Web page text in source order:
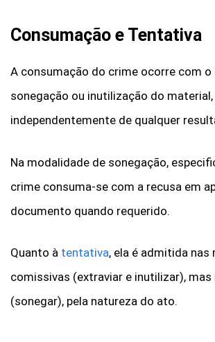
Consumação e Tentativa
A consumação do crime ocorre com
sonegação ou inutilização do material,
independentemente de qualquer
Na modalidade de sonegação,
crime consuma-se com a recusa em
documento quando requerido.
Quanto à tentativa, ela é admitida nas
comissivas (extraviar e inutilizar), mas
(sonegar), pela natureza do ato.